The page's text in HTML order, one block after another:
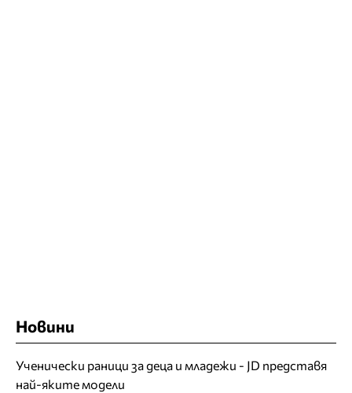
Новини
Ученически раници за деца и младежи - JD представя
най-яките модели